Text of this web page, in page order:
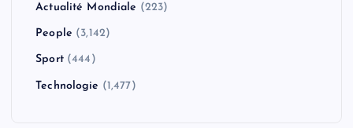
Actualité Mondiale (223)
People (3,142)
Sport(444)
Technologie (1,477)